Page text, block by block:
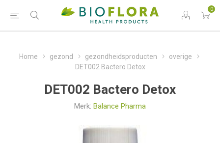
0
Home gezond gezondheidsproducten
overige
DET002 Bactero Detox
DET002 Bactero Detox
Merk: Balance Pharma